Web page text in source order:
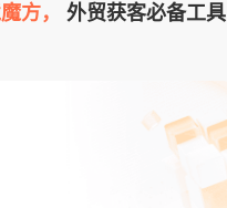
方， 外贸获客必备工具